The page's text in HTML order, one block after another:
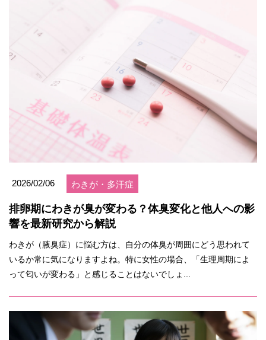
2026/02/06 わきが・多汗症
排卵期にわきが臭が変わる？体臭変化と他人への影
響を最新研究から解説
わきが（腋臭症）に悩む方は、自分の体臭が周囲にどう思われて
いるか常に気になりますよね。特に女性の場合、「生理周期によ
って匂いが変わる」と感じることはないでしょ...